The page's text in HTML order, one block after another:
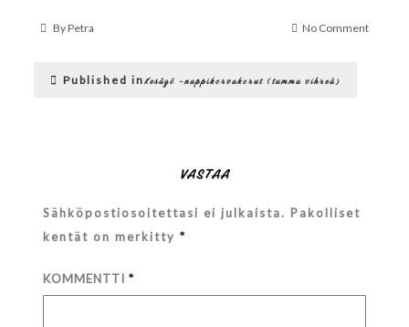
ByPetra No Commenton
Artikkelien
Published inKesäyö -nappikorvakorut (tumma vihreä)
VASTAA
Sähköpostiosoitettasi ei julkaista. Pakolliset
kentät on merkitty*
KOMMENTTI*